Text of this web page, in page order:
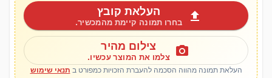
upload העלאת קובץ
בחרו תמונה קיימת מהמכשיר.
photo_camera צילום מהיר
צלמו את המוצר עכשיו.
העלאת תמונה מהווה הסכמה להעברת הזכויות כמפורט ב תנאי שימוש